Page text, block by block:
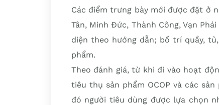
Các điểm trưng bày mới được đặt ở
Tân, Minh Đức, Thành Công, Vạn
diện theo hướng dẫn; bố trí quầy,
phẩm.
Theo đánh giá, từ khi đi vào hoạt
tiêu thụ sản phẩm OCOP và các
đó người tiêu dùng được lựa chọn